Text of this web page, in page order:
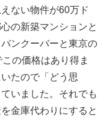
ない物件が60万ド
の新築マンションと
ンクーバーと東京の
の価格はあり得ま
たので「どう思
いました。それでも
金庫代わりにすると